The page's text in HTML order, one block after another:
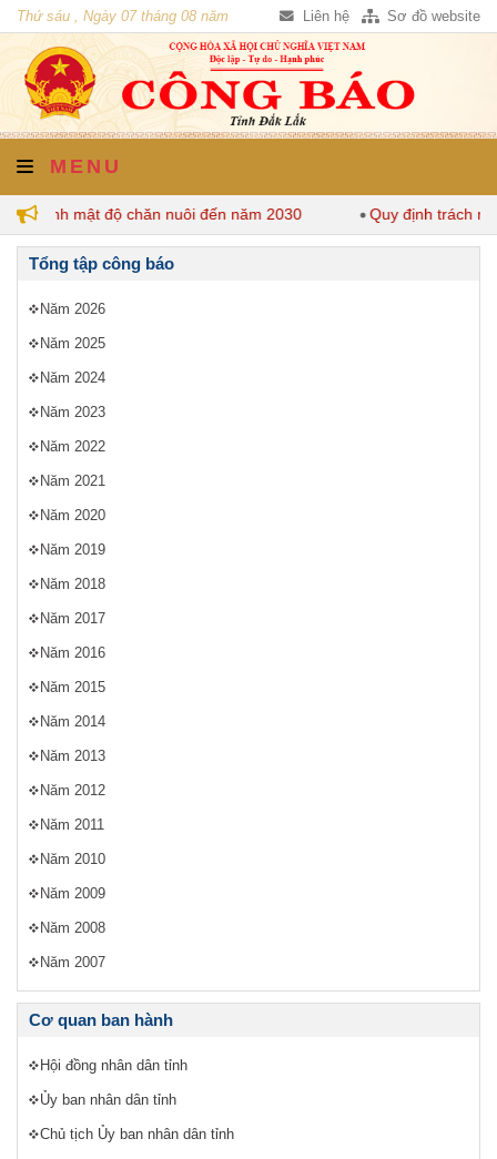
Thứ sáu , Ngày 07 tháng 08 năm
2026
Liên hệ Sơ đồ website
MENU
định mật độ chăn nuôi đến năm 2030 Quy định trách
Tổng tập công báo
Năm 2026
Năm 2025
Năm 2024
Năm 2023
Năm 2022
Năm 2021
Năm 2020
Năm 2019
Năm 2018
Năm 2017
Năm 2016
Năm 2015
Năm 2014
Năm 2013
Năm 2012
Năm 2011
Năm 2010
Năm 2009
Năm 2008
Năm 2007
Cơ quan ban hành
Hội đồng nhân dân tỉnh
Ủy ban nhân dân tỉnh
Chủ tịch Ủy ban nhân dân tỉnh